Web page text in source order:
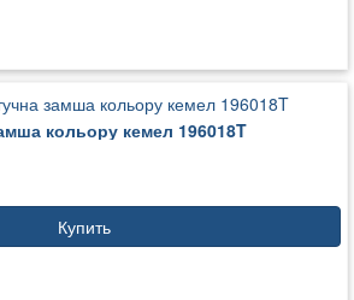
кольору кемел 196018T
Купить